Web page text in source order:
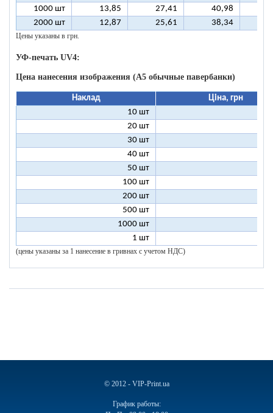
1000 шт
13,85 27,41 40,98
2000 шт
12,87 25,61 38,34
Цены указаны в грн.
УФ-печать UV4:
Цена нанесения изображения (А5 обычные павербанки)
Наклад
Ціна, грн
10 шт
20 шт
30 шт
40 шт
50 шт
100 шт
200 шт
500 шт
1000 шт
1 шт
(цены указаны за 1 нанесение в гривнах с учетом НДС)
© 2012 - VIP-Print.ua
График работы: